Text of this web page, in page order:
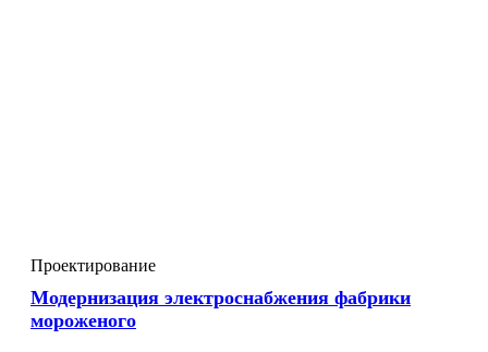
Проектирование
Модернизация электроснабжения фабрики
мороженого